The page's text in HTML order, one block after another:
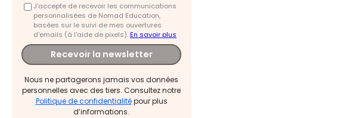
J'accepte de recevoir les communications
personnalisées de Nomad Education,
basées sur le suivi de mes ouvertures
d'emails (à l’aide de pixels).En savoir plus
Recevoir la newsletter
Nous ne partagerons jamais vos données
personnelles avec des tiers. Consultez notre
Politique de confidentialitépour plus
d’informations.